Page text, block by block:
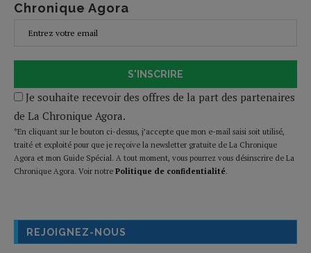
Chronique Agora
S'INSCRIRE
Je souhaite recevoir des offres de la part des partenaires
de La Chronique Agora.
*En cliquant sur le bouton ci-dessus, j’accepte que mon e-mail saisi soit utilisé,
traité et exploité pour que je reçoive la newsletter gratuite de La Chronique
Agora et mon Guide Spécial. A tout moment, vous pourrez vous désinscrire de La
Chronique Agora. Voir notre Politique de confidentialité.
REJOIGNEZ-NOUS